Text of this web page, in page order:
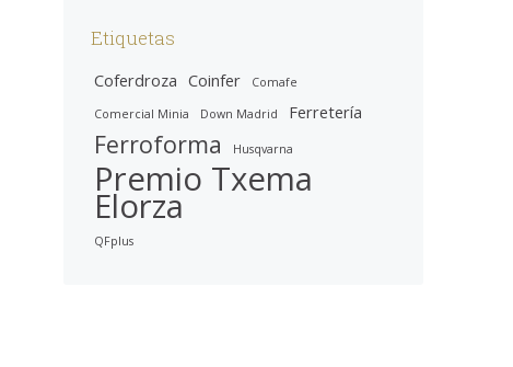
Etiquetas
Coferdroza Coinfer Comafe
Comercial Minia Down Madrid Ferretería
Ferroforma Husqvarna
Premio Txema
Elorza
QFplus